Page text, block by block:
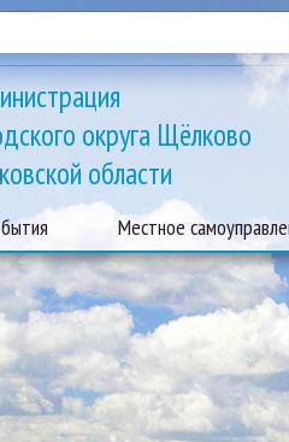
округа Щёлково
области
Местное